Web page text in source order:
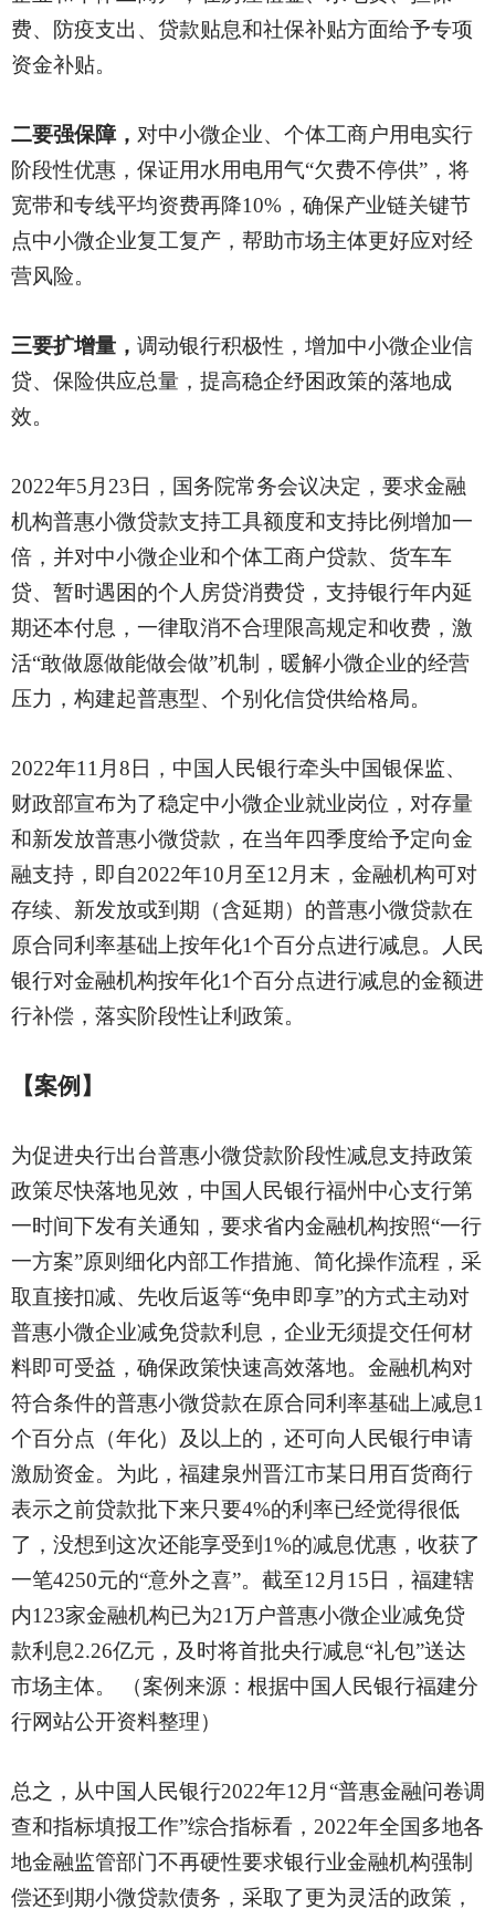
费、防疫支出、贷款贴息和社保补贴方面给予专项
资金补贴。
二要强保障， 对中小微企业、个体工商户用电实行
阶段性优惠，保证用水用电用气“欠费不停供”，将
宽带和专线平均资费再降10%，确保产业链关键节
点中小微企业复工复产，帮助市场主体更好应对经
营风险。
三要扩增量， 调动银行积极性，增加中小微企业信
贷、保险供应总量，提高稳企纾困政策的落地成
效。
2022年5月23日，国务院常务会议决定，要求金融
机构普惠小微贷款支持工具额度和支持比例增加一
倍，并对中小微企业和个体工商户贷款、货车车
贷、暂时遇困的个人房贷消费贷，支持银行年内延
期还本付息，一律取消不合理限高规定和收费，激
活“敢做愿做能做会做”机制，暖解小微企业的经营
压力，构建起普惠型、个别化信贷供给格局。
2022年11月8日，中国人民银行牵头中国银保监、
财政部宣布为了稳定中小微企业就业岗位，对存量
和新发放普惠小微贷款，在当年四季度给予定向金
融支持，即自2022年10月至12月末，金融机构可对
存续、新发放或到期（含延期）的普惠小微贷款在
原合同利率基础上按年化1个百分点进行减息。人民
银行对金融机构按年化1个百分点进行减息的金额进
行补偿，落实阶段性让利政策。
【案例】
为促进央行出台普惠小微贷款阶段性减息支持政策
政策尽快落地见效，中国人民银行福州中心支行第
一时间下发有关通知，要求省内金融机构按照“一行
一方案”原则细化内部工作措施、简化操作流程，采
取直接扣减、先收后返等“免申即享”的方式主动对
普惠小微企业减免贷款利息，企业无须提交任何材
料即可受益，确保政策快速高效落地。金融机构对
符合条件的普惠小微贷款在原合同利率基础上减息1
个百分点（年化）及以上的，还可向人民银行申请
激励资金。为此，福建泉州晋江市某日用百货商行
表示之前贷款批下来只要4%的利率已经觉得很低
了，没想到这次还能享受到1%的减息优惠，收获了
一笔4250元的“意外之喜”。截至12月15日，福建辖
内123家金融机构已为21万户普惠小微企业减免贷
款利息2.26亿元，及时将首批央行减息“礼包”送达
市场主体。 （案例来源：根据中国人民银行福建分
行网站公开资料整理）
总之，从中国人民银行2022年12月“普惠金融问卷调
查和指标填报工作”综合指标看，2022年全国多地各
地金融监管部门不再硬性要求银行业金融机构强制
偿还到期小微贷款债务，采取了更为灵活的政策，